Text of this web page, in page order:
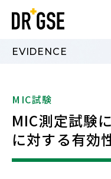
EVIDENCE
MIC試験
MIC測定試験
に対する有効